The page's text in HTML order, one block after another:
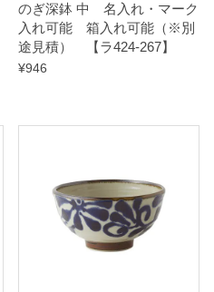
のぎ深鉢 中 名入れ・マーク
入れ可能 箱入れ可能（※別
途見積） 【ラ424-267】
¥946